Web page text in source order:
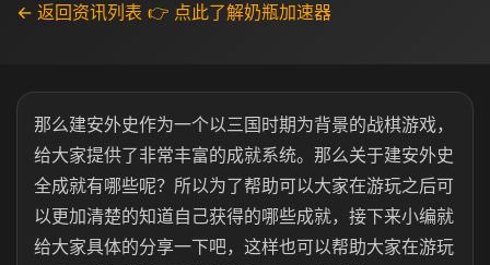
← 返回资讯列表 👉 点此了解奶瓶加速器
那么建安外史作为一个以三国时期为背景的战棋游戏，
给大家提供了非常丰富的成就系统。那么关于建安外史
全成就有哪些呢？所以为了帮助可以大家在游玩之后可
以更加清楚的知道自己获得的哪些成就，接下来小编就
给大家具体的分享一下吧，这样也可以帮助大家在游玩